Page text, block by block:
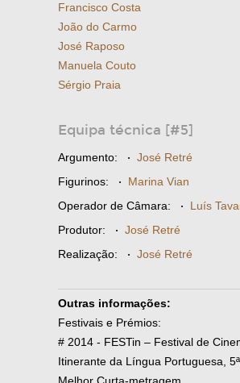
Francisco Costa
João do Carmo
José Raposo
Manuela Couto
Sérgio Praia
Equipa técnica [#5]
Argumento: · José Retré
Figurinos: · Marina Vian
Operador de Câmara: · Luís
Produtor: · José Retré
Realização: · José Retré
Outras informações:
Festivais e Prémios:
# 2014 - FESTin – Festival de
Itinerante da Língua Portuguesa,